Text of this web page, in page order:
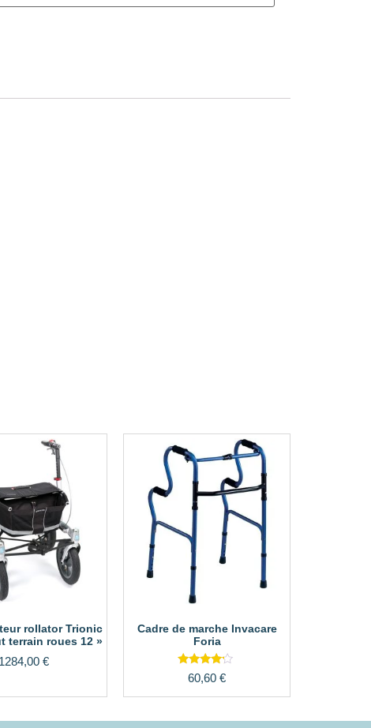
rollator Trionic
terrain roues 12 »
1284,00 €
Cadre de marche Invacare
Foria
Note
4.00
sur 5
60,60 €